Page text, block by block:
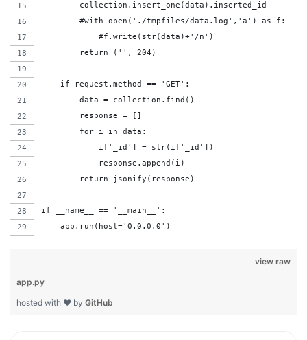
        collection.insert_one(data).inserted_id
        #with open('./tmpfiles/data.log','a') as f:
            #f.write(str(data)+'/n')
        return ('', 204)
    if request.method == 'GET':
        data = collection.find()
        response = []
        for i in data:
            i['_id'] = str(i['_id'])
            response.append(i)
        return jsonify(response)
if __name__ == '__main__':
    app.run(host='0.0.0.0')
view raw
app.py
hosted with ❤ by GitHub